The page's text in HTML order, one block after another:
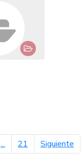
... 21 Siguiente